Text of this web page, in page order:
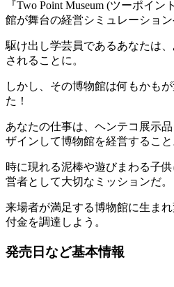
『Two Point Museum (ツーポイ
館が舞台の経営シミュレーション
駆け出し学芸員であるあなたは
されることに。
しかし、その博物館は何もかも
た！
あなたの仕事は、ヘンテコ展示
ザインして博物館を経営すること
時に現れる泥棒や遊びまわる子
営者として大切なミッションだ。
来場者が満足する博物館に生ま
付金を調達しよう。
発売日など基本情報